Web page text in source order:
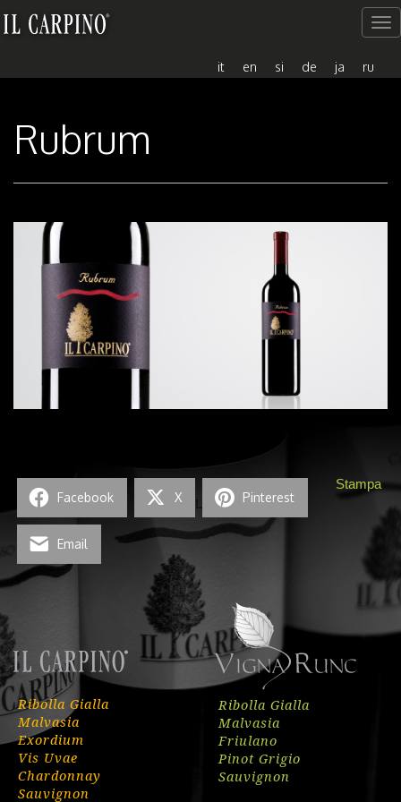
del
it en si de ja ru
Rubrum
Stampa
Facebook X Pinterest
Email
Ribolla Gialla
Malvasia
Exordium
Vis Uvae
Chardonnay
Sauvignon
Ribolla Gialla
Malvasia
Friulano
Pinot Grigio
Sauvignon